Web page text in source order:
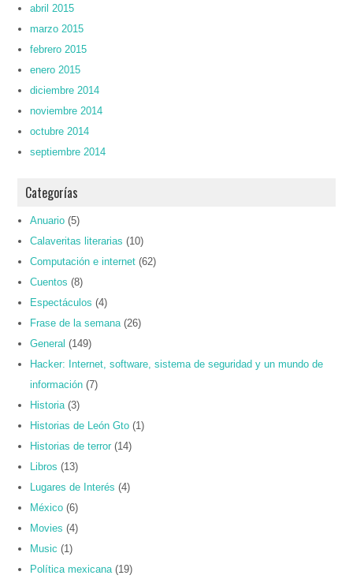
abril 2015
marzo 2015
febrero 2015
enero 2015
diciembre 2014
noviembre 2014
octubre 2014
septiembre 2014
Categorías
Anuario (5)
Calaveritas literarias (10)
Computación e internet (62)
Cuentos (8)
Espectáculos (4)
Frase de la semana (26)
General (149)
Hacker: Internet, software, sistema de seguridad y un mundo de
información (7)
Historia (3)
Historias de León Gto (1)
Historias de terror (14)
Libros (13)
Lugares de Interés (4)
México (6)
Movies (4)
Music (1)
Política mexicana (19)